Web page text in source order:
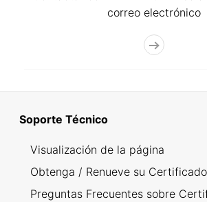
correo electrónico
Soporte Técnico
Visualización de la página
Obtenga / Renueve su
Preguntas Frecuentes sobre